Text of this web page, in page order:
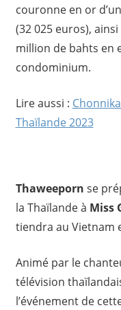
couronne en or
(32 025 euros),
million de bahts en
condominium.
Lire aussi :
Thaïlande 2023
Thaweeporn se
la Thaïlande à Miss
tiendra au Vietnam
Animé par le
télévision
l’événement de